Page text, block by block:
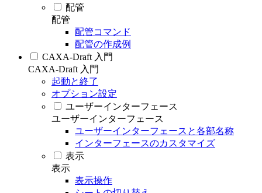
配管
配管
配管コマンド
配管の作成例
CAXA-Draft 入門
CAXA-Draft 入門
起動と終了
オプション設定
ユーザーインターフェース
ユーザーインターフェース
ユーザーインターフェースと各部名称
インターフェースのカスタマイズ
表示
表示
表示操作